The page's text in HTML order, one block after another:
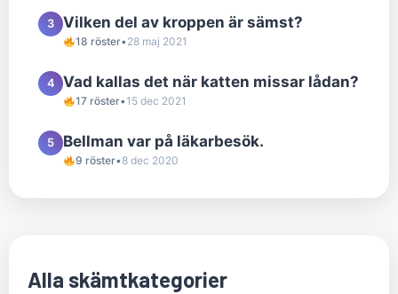
3 Vilken del av kroppen är sämst?
18 röster•28 maj 2021
4 Vad kallas det när katten missar lådan?
17 röster•15 dec 2021
5 Bellman var på läkarbesök.
9 röster•8 dec 2020
Alla skämtkategorier